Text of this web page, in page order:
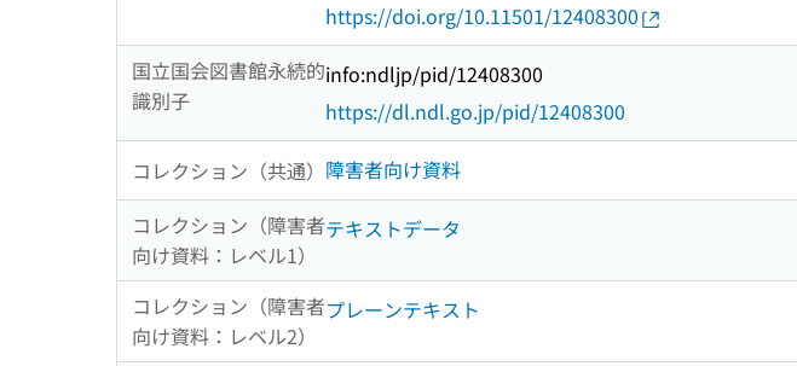
https://doi.org/10.11501/12408300
国立国会図書館永続的
識別子
info:ndljp/pid/12408300
https://dl.ndl.go.jp/pid/12408300
コレクション（共通） 障害者向け資料
コレクション（障害者
向け資料：レベル1）
テキストデータ
コレクション（障害者
向け資料：レベル2）
プレーンテキスト